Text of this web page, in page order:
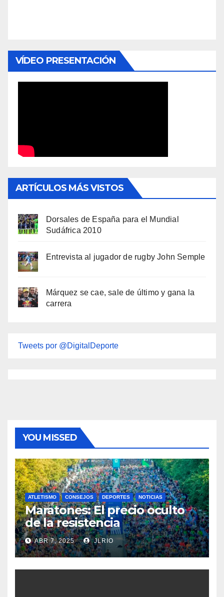
VÍDEO PRESENTACIÓN
ARTÍCULOS MÁS VISTOS
Dorsales de España para el Mundial
Sudáfrica 2010
Entrevista al jugador de rugby John Semple
Márquez se cae, sale de último y gana la
carrera
Tweets por @DigitalDeporte
YOU MISSED
ATLETISMO CONSEJOS DEPORTES NOTICIAS
Maratones: El precio oculto
de la resistencia
ABR 7, 2025 JLRIO